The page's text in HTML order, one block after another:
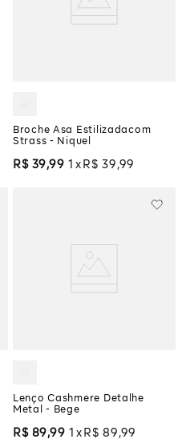
Broche Asa Estilizadacom
Strass - Niquel
R$ 39,99 1 R$ 39 ,99
Lenço Cashmere Detalhe
Metal - Bege
R$ 89,99 1 R$ 89 ,99